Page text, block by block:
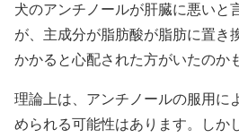
犬のアンチノールが肝臓に悪いと
が、主成分が脂肪酸が脂肪に置き
かかると心配された方がいたのか
理論上は、アンチノールの服用に
められる可能性はあります。しか